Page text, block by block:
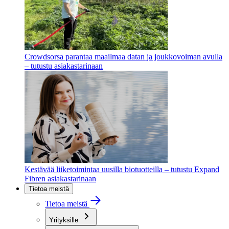
Crowdsorsa parantaa maailmaa datan ja joukkovoiman avulla
– tutustu asiakastarinaan
Kestävää liiketoimintaa uusilla biotuotteilla – tutustu Expand
Fibren asiakastarinaan
Tietoa meistä
Tietoa meistä
Yrityksille